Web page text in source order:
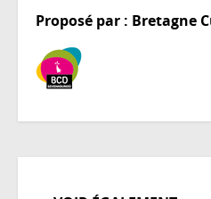
Proposé par : Bretagne